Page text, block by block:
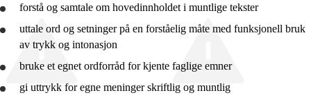
Nivå 1
Nivå 2
forstå og samtale om hovedinnholdet i muntlige tekster
uttale ord og setninger på en forståelig måte med funksjonell bruk
av trykk og intonasjon
bruke et egnet ordforråd for kjente faglige emner
gi uttrykk for egne meninger skriftlig og muntlig